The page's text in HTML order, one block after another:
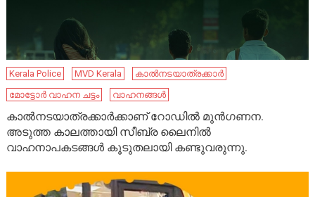
Kerala Police MVD Kerala
കാൽനടയാത്രക്കാർ
മോട്ടോർ വാഹന ചട്ടം
വാഹനങ്ങള്‍
കാൽനടയാത്രക്കാർക്കാണ് റോഡിൽ മുൻഗണന.
അടുത്ത കാലത്തായി സീബ്ര ലൈനിൽ
വാഹനാപകടങ്ങൾ കൂടുതലായി കണ്ടുവരുന്നു.